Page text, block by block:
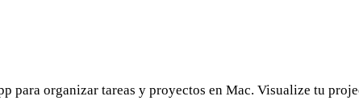
para organizar tareas y proyectos en Mac. Visualize tu